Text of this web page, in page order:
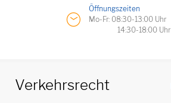
Öffnungszeiten
Mo-Fr: 08:30-13:00 Uhr
14:30-18:00 Uhr
Verkehrsrecht